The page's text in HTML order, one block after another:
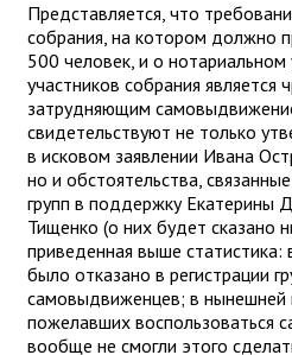
Представляется, что
собрания, на котором должно
500 человек, и о нотариальном
участников собрания является
затрудняющим
свидетельствуют не только
в исковом заявлении Ивана
но и обстоятельства,
групп в поддержку Екатерины
Тищенко (о них будет сказано
приведенная выше
было отказано в регистрации
самовыдвиженцев; в нынешней
пожелавших воспользоваться
вообще не смогли этого